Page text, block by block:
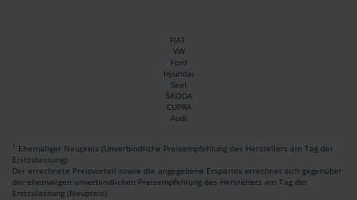
FIAT
VW
Ford
Hyundai
Seat
ŠKODA
CUPRA
Audi
1 Ehemaliger Neupreis (Unverbindliche Preisempfehlung des Herstellers am Tag der
Erstzulassung).
Der errechnete Preisvorteil sowie die angegebene Ersparnis errechnet sich gegenüber
der ehemaligen unverbindlichen Preisempfehlung des Herstellers am Tag der
Erstzulassung (Neupreis).